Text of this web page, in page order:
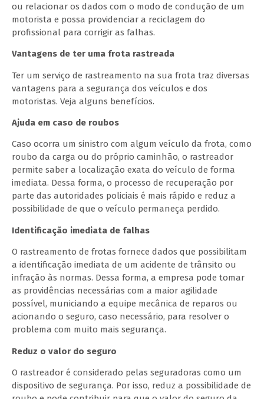
ou relacionar os dados com o modo de condução de um
motorista e possa providenciar a reciclagem do
profissional para corrigir as falhas.
Vantagens de ter uma frota rastreada
Ter um serviço de rastreamento na sua frota traz diversas
vantagens para a segurança dos veículos e dos
motoristas. Veja alguns benefícios.
Ajuda em caso de roubos
Caso ocorra um sinistro com algum veículo da frota, como
roubo da carga ou do próprio caminhão, o rastreador
permite saber a localização exata do veículo de forma
imediata. Dessa forma, o processo de recuperação por
parte das autoridades policiais é mais rápido e reduz a
possibilidade de que o veículo permaneça perdido.
Identificação imediata de falhas
O rastreamento de frotas fornece dados que possibilitam
a identificação imediata de um acidente de trânsito ou
infração às normas. Dessa forma, a empresa pode tomar
as providências necessárias com a maior agilidade
possível, municiando a equipe mecânica de reparos ou
acionando o seguro, caso necessário, para resolver o
problema com muito mais segurança.
Reduz o valor do seguro
O rastreador é considerado pelas seguradoras como um
dispositivo de segurança. Por isso, reduz a possibilidade de